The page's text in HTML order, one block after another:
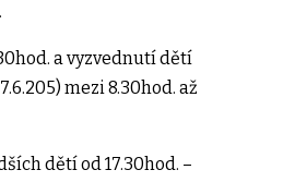
a vyzvednutí dětí
mezi 8.30hod. až
dětí od 17.30hod. –